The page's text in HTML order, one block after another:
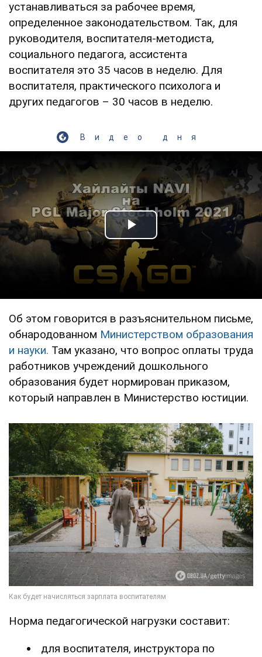
устанавливаться за рабочее время,
определенное законодательством. Так, для
руководителя, воспитателя-методиста,
социального педагога, ассистента
воспитателя это 35 часов в неделю. Для
воспитателя, практического психолога и
других педагогов – 30 часов в неделю.
Видео дня
Play Video
Об этом говорится в разъяснительном письме,
обнародованном Министерством образования
и науки. Там указано, что вопрос оплаты труда
работников учреждений дошкольного
образования будет нормирован приказом,
который направлен в Министерство юстиции.
Норма педагогической нагрузки составит:
для воспитателя, инструктора по